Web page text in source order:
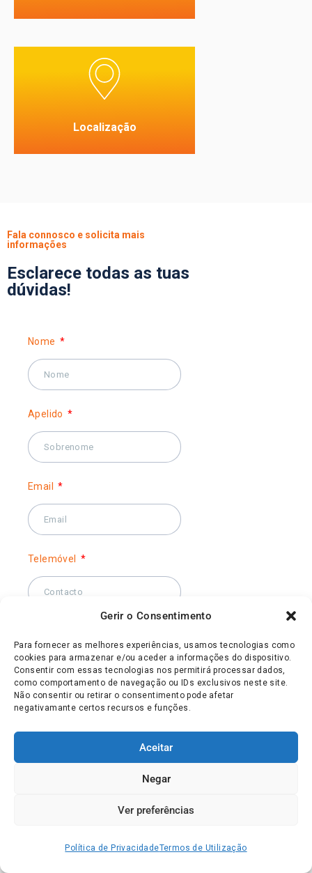
Gerir o Consentimento
Para fornecer as melhores experiências, usamos tecnologias como
cookies para armazenar e/ou aceder a informações do dispositivo.
Consentir com essas tecnologias nos permitirá processar dados,
como comportamento de navegação ou IDs exclusivos neste site.
Não consentir ou retirar o consentimento pode afetar
negativamante certos recursos e funções.
Aceitar
Negar
Ver preferências
Política de PrivacidadeTermos de Utilização
Localização
Localização
- Exames presenciais em
Europa.
Fala connosco e solicita mais
informações
Esclarece todas as tuas
dúvidas!
Nome
Apelido
Email
Telemóvel
Precisa de visto para realizar os
Possui experiência prévia na